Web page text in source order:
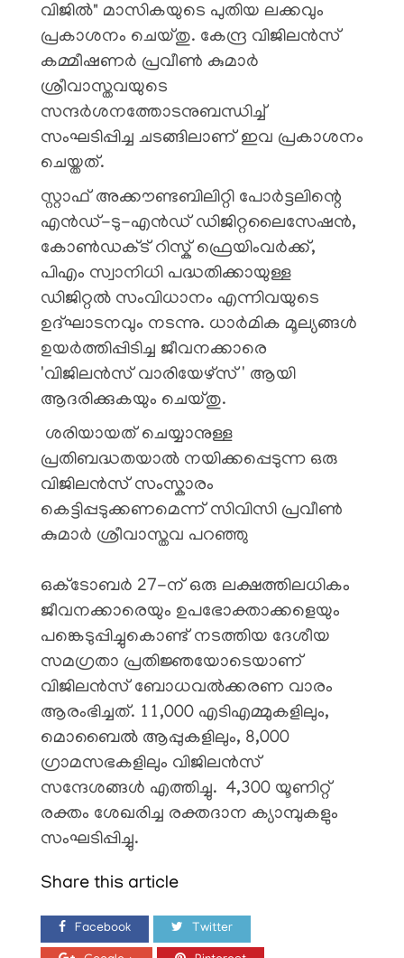
വിജിൽ" മാസികയുടെ പുതിയ ലക്കവും
പ്രകാശനം ചെയ്തു. കേന്ദ്ര വിജിലൻസ്
കമ്മീഷണർ പ്രവീൺ കുമാർ
ശ്രീവാസ്തവയുടെ
സന്ദർശനത്തോടനുബന്ധിച്ച്
സംഘടിപ്പിച്ച ചടങ്ങിലാണ് ഇവ പ്രകാശനം
ചെയ്തത്.
സ്റ്റാഫ് അക്കൗണ്ടബിലിറ്റി പോർട്ടലിന്റെ
എൻഡ്-ടു-എൻഡ് ഡിജിറ്റലൈസേഷൻ,
കോൺഡക്ട് റിസ്ക് ഫ്രെയിംവർക്ക്,
പിഎം സ്വാനിധി പദ്ധതിക്കായുള്ള
ഡിജിറ്റൽ സംവിധാനം എന്നിവയുടെ
ഉദ്ഘാടനവും നടന്നു. ധാർമിക മൂല്യങ്ങൾ
ഉയർത്തിപ്പിടിച്ച ജീവനക്കാരെ
'വിജിലൻസ് വാരിയേഴ്സ്' ആയി
ആദരിക്കുകയും ചെയ്തു.
ശരിയായത് ചെയ്യാനുള്ള
പ്രതിബദ്ധതയാൽ നയിക്കപ്പെടുന്ന ഒരു
വിജിലൻസ് സംസ്കാരം
കെട്ടിപ്പടുക്കണമെന്ന് സിവിസി പ്രവീൺ
കുമാർ ശ്രീവാസ്തവ പറഞ്ഞു
ഒക്ടോബർ 27-ന് ഒരു ലക്ഷത്തിലധികം
ജീവനക്കാരെയും ഉപഭോക്താക്കളെയും
പങ്കെടുപ്പിച്ചുകൊണ്ട് നടത്തിയ ദേശീയ
സമഗ്രതാ പ്രതിജ്ഞയോടെയാണ്
വിജിലൻസ് ബോധവൽക്കരണ വാരം
ആരംഭിച്ചത്. 11,000 എടിഎമ്മുകളിലും,
മൊബൈൽ ആപ്പുകളിലും, 8,000
ഗ്രാമസഭകളിലും വിജിലൻസ്
സന്ദേശങ്ങൾ എത്തിച്ചു. 4,300 യൂണിറ്റ്
രക്തം ശേഖരിച്ച രക്തദാന ക്യാമ്പുകളും
സംഘടിപ്പിച്ചു.
Share this article
Facebook Twitter